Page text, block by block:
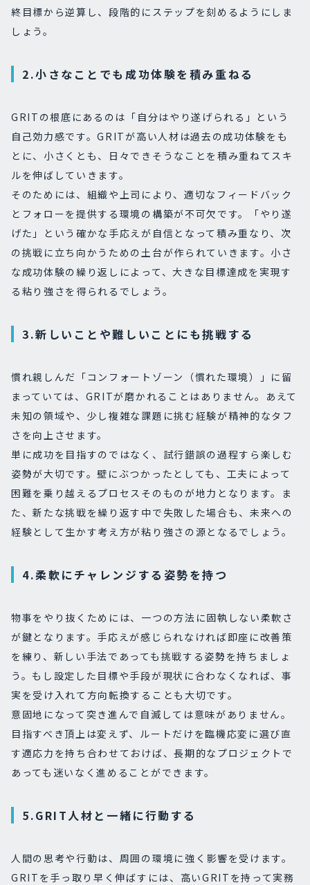
終目標から逆算し、段階的にステップを刻めるようにしま
しょう。
2.小さなことでも成功体験を積み重ねる
GRITの根底にあるのは「自分はやり遂げられる」という
自己効力感です。GRITが高い人材は過去の成功体験をも
とに、小さくとも、日々できそうなことを積み重ねてスキ
ルを伸ばしていきます。
そのためには、組織や上司により、適切なフィードバック
とフォローを提供する環境の構築が不可欠です。「やり遂
げた」という確かな手応えが自信となって積み重なり、次
の挑戦に立ち向かうための土台が作られていきます。小さ
な成功体験の繰り返しによって、大きな目標達成を実現す
る粘り強さを得られるでしょう。
3.新しいことや難しいことにも挑戦する
慣れ親しんだ「コンフォートゾーン（慣れた環境）」に留
まっていては、GRITが磨かれることはありません。あえて
未知の領域や、少し複雑な課題に挑む経験が精神的なタフ
さを向上させます。
単に成功を目指すのではなく、試行錯誤の過程すら楽しむ
姿勢が大切です。壁にぶつかったとしても、工夫によって
困難を乗り越えるプロセスそのものが地力となります。ま
た、新たな挑戦を繰り返す中で失敗した場合も、未来への
経験として生かす考え方が粘り強さの源となるでしょう。
4.柔軟にチャレンジする姿勢を持つ
物事をやり抜くためには、一つの方法に固執しない柔軟さ
が鍵となります。手応えが感じられなければ即座に改善策
を練り、新しい手法であっても挑戦する姿勢を持ちましょ
う。もし設定した目標や手段が現状に合わなくなれば、事
実を受け入れて方向転換することも大切です。
意固地になって突き進んで自滅しては意味がありません。
目指すべき頂上は変えず、ルートだけを臨機応変に選び直
す適応力を持ち合わせておけば、長期的なプロジェクトで
あっても迷いなく進めることができます。
5.GRIT人材と一緒に行動する
人間の思考や行動は、周囲の環境に強く影響を受けます。
GRITを手っ取り早く伸ばすには、高いGRITを持って実務